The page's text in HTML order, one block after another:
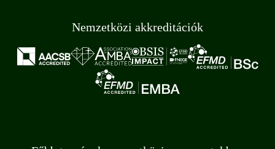
Nemzetközi akkreditációk